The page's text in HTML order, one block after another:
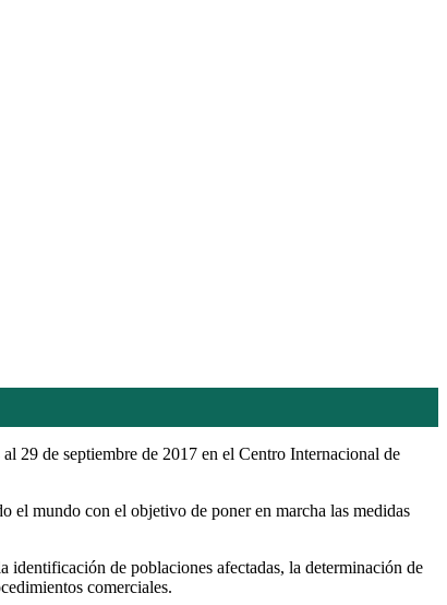
29 de septiembre de 2017 en el Centro Internacional de
el mundo con el objetivo de poner en marcha las medidas
de poblaciones afectadas, la determinación de
comerciales.